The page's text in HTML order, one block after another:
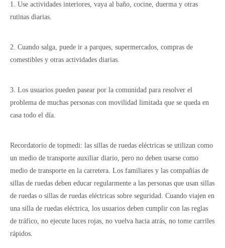
1. Use actividades interiores, vaya al baño, cocine, duerma y otras
rutinas diarias.
2. Cuando salga, puede ir a parques, supermercados, compras de
comestibles y otras actividades diarias.
3. Los usuarios pueden pasear por la comunidad para resolver el
problema de muchas personas con movilidad limitada que se queda en
casa todo el día.
Recordatorio de topmedi: las sillas de ruedas eléctricas se utilizan como
un medio de transporte auxiliar diario, pero no deben usarse como
medio de transporte en la carretera. Los familiares y las compañías de
sillas de ruedas deben educar regularmente a las personas que usan sillas
de ruedas o sillas de ruedas eléctricas sobre seguridad. Cuando viajen en
una silla de ruedas eléctrica, los usuarios deben cumplir con las reglas
de tráfico, no ejecute luces rojas, no vuelva hacia atrás, no tome carriles
rápidos.